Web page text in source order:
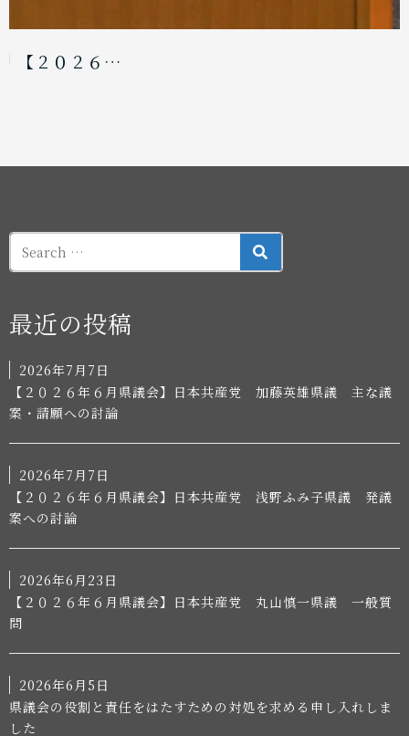
【２０２６…
SEARCH
最近の投稿
2026年7月7日
【２０２６年６月県議会】日本共産党 加藤英雄県議 主な議
案・請願への討論
2026年7月7日
【２０２６年６月県議会】日本共産党 浅野ふみ子県議 発議
案への討論
2026年6月23日
【２０２６年６月県議会】日本共産党 丸山慎一県議 一般質
問
2026年6月5日
県議会の役割と責任をはたすための対処を求める申し入れしま
した